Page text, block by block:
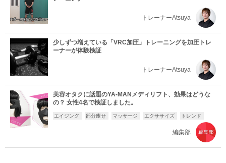
トレーナーAtsuya
少しずつ増えている「VRC加圧」トレーニングを加圧トレ
ーナーが体験検証
トレーナーAtsuya
美容オタクに話題のYA-MANメディリフト、効果はどうな
の？ 女性4名で検証しました。
エイジング 部分痩せ マッサージ エクササイズ トレンド
編集部